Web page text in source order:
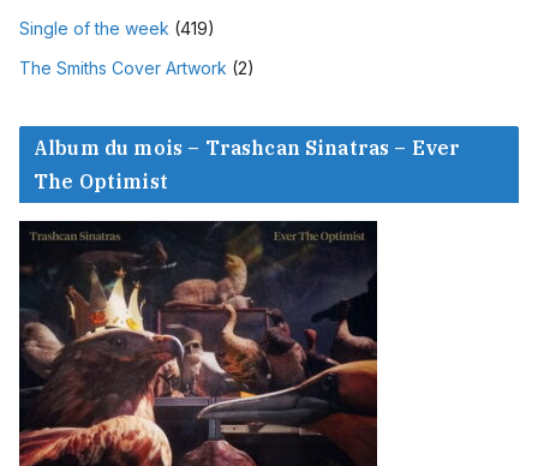
Single of the week (419)
The Smiths Cover Artwork (2)
Album du mois – Trashcan Sinatras – Ever
The Optimist